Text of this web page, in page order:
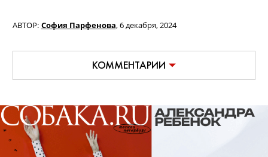
АВТОР: София Парфенова,6 декабря, 2024
КОММЕНТАРИИ